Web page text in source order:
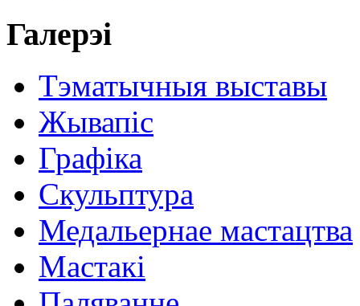
Галерэі
Тэматычныя выставы
Жывапіс
Графіка
Скульптура
Медальернае мастацтва
Мастакі